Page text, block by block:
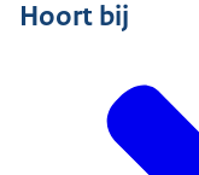
Hoort bij